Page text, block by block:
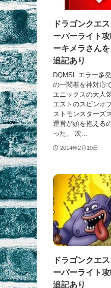
ドラゴンクエ
ーパーライト
ーキメラさん
追記あり
DQMSL エラー多
の一悶着を神対応
エニックスの大人
エストのスピンオ
ストモンスターズ
運営が頭を抱える
った。 次...
2014年2月10日
ドラゴンクエ
ーパーライト
追記あり